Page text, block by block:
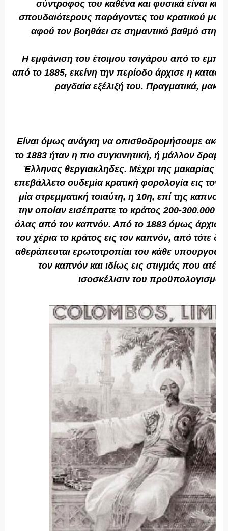
σύντροφος του καθένα και φυσικά είναι
σπουδαιότερους παράγοντες του κρατικού
αφού τον βοηθάει σε σημαντικό βαθμό στην
Η εμφάνιση του έτοιμου τσιγάρου από το
από το 1885, εκείνη την περίοδο άρχισε η
ραγδαία εξέλιξή του. Πραγματικά,
Είναι όμως ανάγκη να οπισθοδρομήσουμε
το 1883 ήταν η πιο συγκινητική, ή μάλλον
Έλληνας θεργιακληδες. Μέχρι της μακαρίας
επεβάλλετο ουδεμία κρατική φορολογία εις
μία στρεμματική τοιαύτη, η 10η, επί της
την οποίαν εισέπραττε το κράτος 200-300.000
όλας από τον καπνόν. Από το 1883 όμως άρχισε
του χέρια το κράτος εις τον καπνόν, από τότε δε
αθεράπευται ερωτοτροπίαι του κάθε υπουργού
τον καπνόν και ιδίως εις στιγμάς που
ισοσκέλισιν του προϋπολογισμού